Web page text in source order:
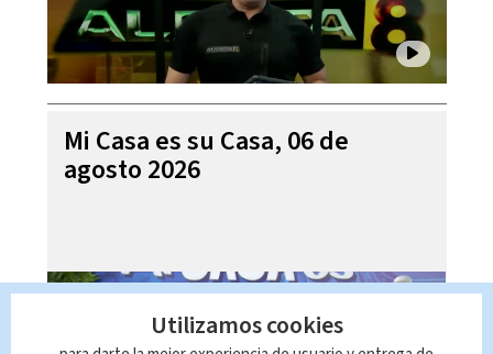
Mi Casa es su Casa, 06 de
agosto 2026
Utilizamos cookies